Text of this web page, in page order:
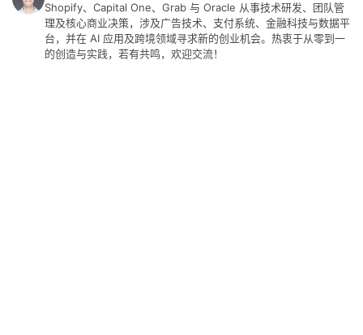
Shopify、Capital One、Grab 与 Oracle 从事技术研发、团队管
理及核心商业决策，涉及广告技术、支付系统、金融科技与数据平
台，并在 AI 应用及跨境领域寻求新的创业机会。热衷于从零到一
的创造与实践，若有共鸣，欢迎交流！